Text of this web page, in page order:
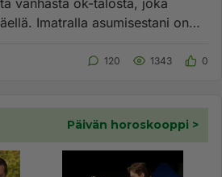
vanhasta ok-talosta, joka
Imatralla asumisestani on
120 1343 0